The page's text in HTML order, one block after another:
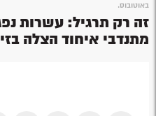
באוטובוס.
זה רק תרגיל: עשרות
מתנדבי איחוד הצלה